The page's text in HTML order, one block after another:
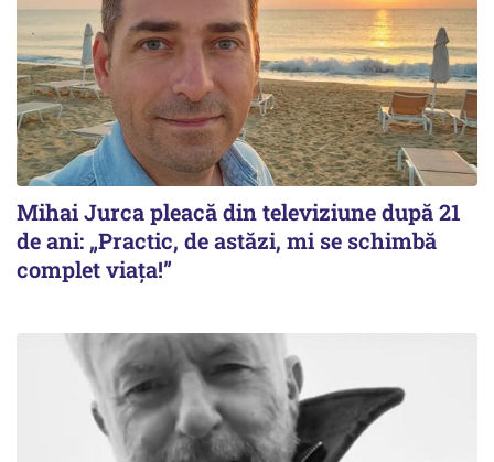
Mihai Jurca pleacă din televiziune după 21
de ani: „Practic, de astăzi, mi se schimbă
complet viața!”